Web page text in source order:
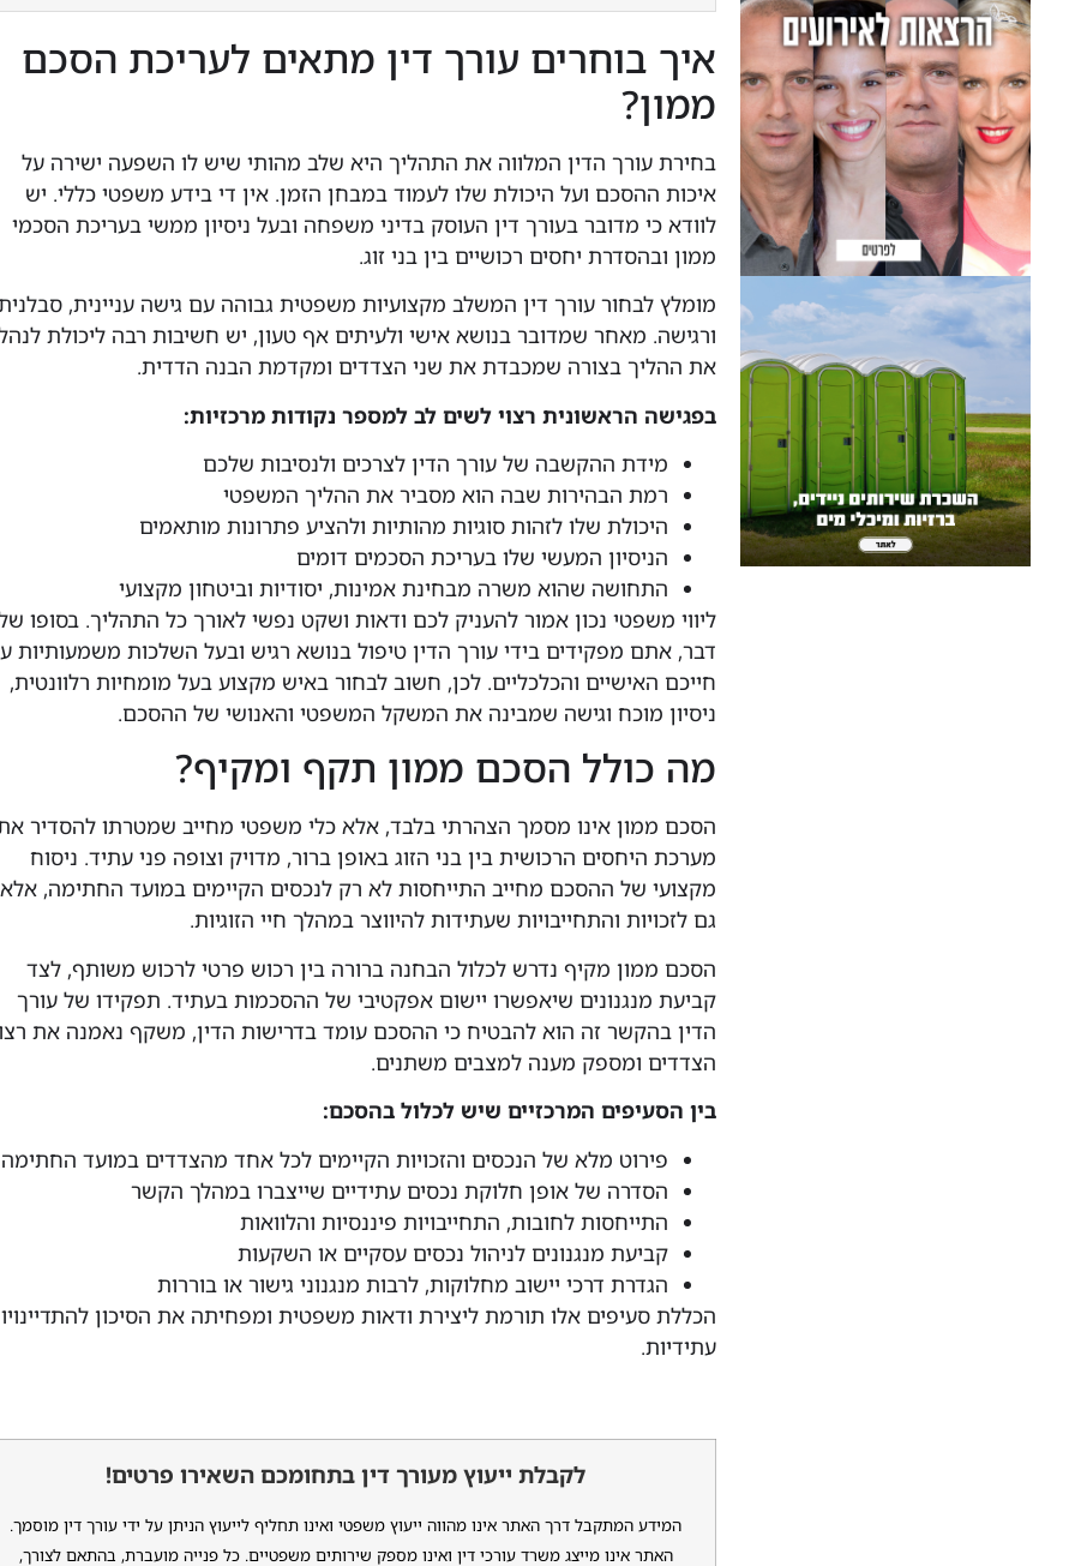
איך בוחרים עורך דין מתאים לעריכת הסכם
ממון?
בחירת עורך הדין המלווה את התהליך היא שלב מהותי שיש לו השפעה ישירה על
איכות ההסכם ועל היכולת שלו לעמוד במבחן הזמן. אין די בידע משפטי כללי. יש
לוודא כי מדובר בעורך דין העוסק בדיני משפחה ובעל ניסיון ממשי בעריכת הסכמי
ממון ובהסדרת יחסים רכושיים בין בני זוג.
מומלץ לבחור עורך דין המשלב מקצועיות משפטית גבוהה עם גישה עניינית,
ורגישה. מאחר שמדובר בנושא אישי ולעיתים אף טעון, יש חשיבות רבה ליכולת
את ההליך בצורה שמכבדת את שני הצדדים ומקדמת הבנה הדדית.
בפגישה הראשונית רצוי לשים לב למספר נקודות מרכזיות:
מידת ההקשבה של עורך הדין לצרכים ולנסיבות שלכם
רמת הבהירות שבה הוא מסביר את ההליך המשפטי
היכולת שלו לזהות סוגיות מהותיות ולהציע פתרונות מותאמים
הניסיון המעשי שלו בעריכת הסכמים דומים
התחושה שהוא משרה מבחינת אמינות, יסודיות וביטחון מקצועי
ליווי משפטי נכון אמור להעניק לכם ודאות ושקט נפשי לאורך כל התהליך. בסופו
דבר, אתם מפקידים בידי עורך הדין טיפול בנושא רגיש ובעל השלכות משמעותיות
חייכם האישיים והכלכליים. לכן, חשוב לבחור באיש מקצוע בעל מומחיות רלוונטית,
ניסיון מוכח וגישה שמבינה את המשקל המשפטי והאנושי של ההסכם.
מה כולל הסכם ממון תקף ומקיף?
הסכם ממון אינו מסמך הצהרתי בלבד, אלא כלי משפטי מחייב שמטרתו להסדיר
מערכת היחסים הרכושית בין בני הזוג באופן ברור, מדויק וצופה פני עתיד. ניסוח
מקצועי של ההסכם מחייב התייחסות לא רק לנכסים הקיימים במועד החתימה, אלא
גם לזכויות והתחייבויות שעתידות להיווצר במהלך חיי הזוגיות.
הסכם ממון מקיף נדרש לכלול הבחנה ברורה בין רכוש פרטי לרכוש משותף, לצד
קביעת מנגנונים שיאפשרו יישום אפקטיבי של ההסכמות בעתיד. תפקידו של עורך
הדין בהקשר זה הוא להבטיח כי ההסכם עומד בדרישות הדין, משקף נאמנה את
הצדדים ומספק מענה למצבים משתנים.
בין הסעיפים המרכזיים שיש לכלול בהסכם:
פירוט מלא של הנכסים והזכויות הקיימים לכל אחד מהצדדים במועד החתימה
הסדרה של אופן חלוקת נכסים עתידיים שייצברו במהלך הקשר
התייחסות לחובות, התחייבויות פיננסיות והלוואות
קביעת מנגנונים לניהול נכסים עסקיים או השקעות
הגדרת דרכי יישוב מחלוקות, לרבות מנגנוני גישור או בוררות
הכללת סעיפים אלו תורמת ליצירת ודאות משפטית ומפחיתה את הסיכון
עתידיות.
לקבלת ייעוץ מעורך דין בתחומכם השאירו פרטים!
המידע המתקבל דרך האתר אינו מהווה ייעוץ משפטי ואינו תחליף לייעוץ הניתן על ידי עורך דין מוסמך.
האתר אינו מייצג משרד עורכי דין ואינו מספק שירותים משפטיים. כל פנייה מועברת, בהתאם לצורך,